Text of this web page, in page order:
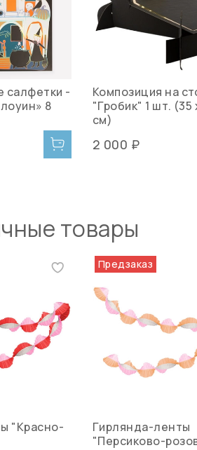
салфетки -
8
Композиция на
"Гробик" 1 шт. (35
см)
2 000 ₽
товары
"Красно-
Предзаказ
Гирлянда-ленты
"Персиково-